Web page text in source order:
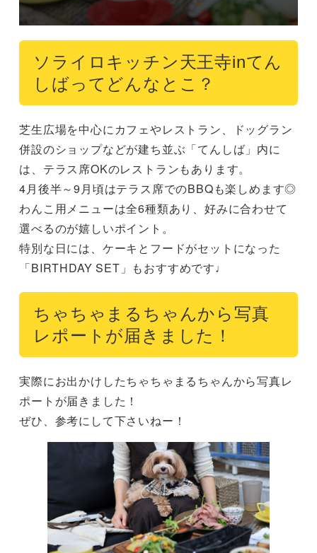
ソライロキッチン天王寺inてん
しばってどんなとこ？
芝生広場を中心にカフェやレストラン、ドッグラン
併設のショップなどが建ち並ぶ「てんしば」内に
は、テラス席OKのレストランもあります。
4月後半～9月頃はテラス席でのBBQも楽しめます◎
わんこ用メニューは全6種類あり、好みに合わせて
選べるのが嬉しいポイント。
特別な日には、ケーキとフードがセットになった
「BIRTHDAY SET」もおすすめです♩
ちゃちゃまるちゃんから写真
レポートが届きました！
実際にお出かけしたちゃちゃまるちゃんから写真レ
ポートが届きました！
ぜひ、参考にして下さいねー！